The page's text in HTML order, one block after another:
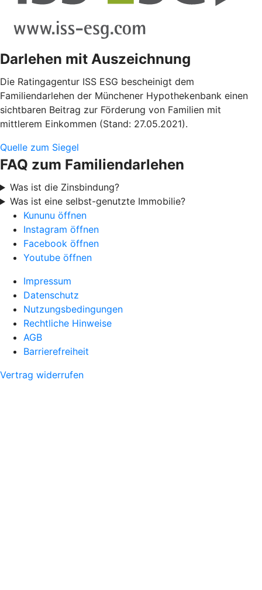
Darlehen mit Auszeichnung
Die Ratingagentur ISS ESG bescheinigt dem
Familiendarlehen der Münchener Hypothekenbank einen
sichtbaren Beitrag zur Förderung von Familien mit
mittlerem Einkommen (Stand: 27.05.2021).
Quelle zum Siegel
FAQ zum Familiendarlehen
Was ist die Zinsbindung?
Was ist eine selbst-genutzte Immobilie?
Kununu öffnen
Instagram öffnen
Facebook öffnen
Youtube öffnen
Impressum
Datenschutz
Nutzungsbedingungen
Rechtliche Hinweise
AGB
Barrierefreiheit
Vertrag widerrufen